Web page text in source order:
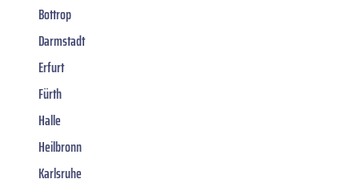
Bottrop
Darmstadt
Erfurt
Fürth
Halle
Heilbronn
Karlsruhe